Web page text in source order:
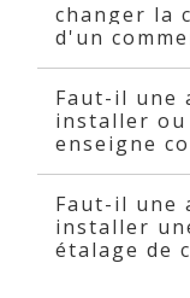
changer la
d'un
Faut-il une
installer ou
enseigne
Faut-il une
installer
étalage de